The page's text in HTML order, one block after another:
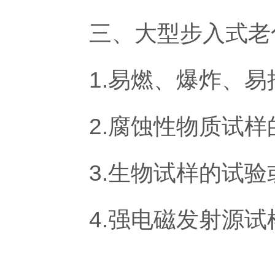
三、大型步入式老
1.易燃、爆炸、易
2.腐蚀性物质试样
3.生物试样的试验
4.强电磁发射源试